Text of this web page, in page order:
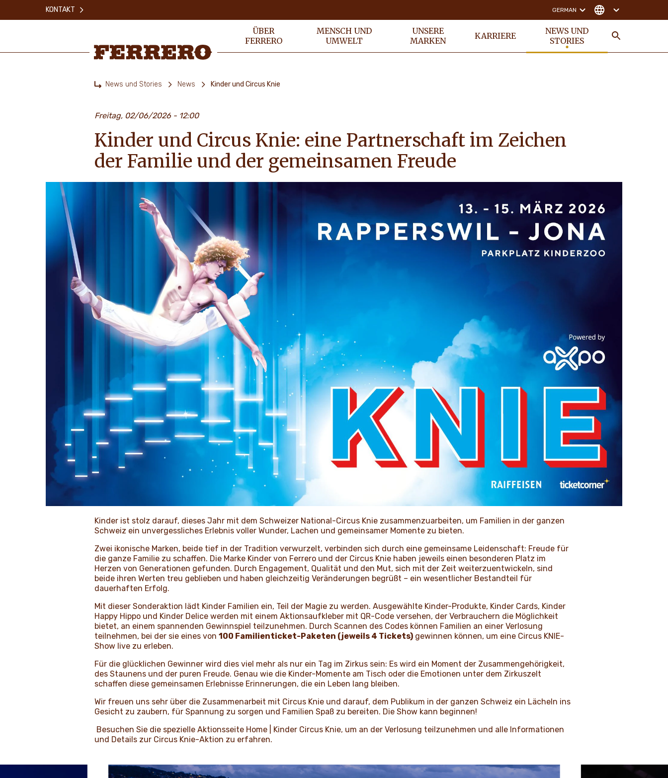
ÜBER
FERRERO
MENSCH UND
UMWELT
UNSERE
MARKEN
KARRIERE
NEWS UND
STORIES
KONTAKT GERMAN
News und Stories News Kinder und Circus Knie
Freitag, 02/06/2026 - 12:00
Kinder und Circus Knie: eine Partnerschaft im Zeichen
der Familie und der gemeinsamen Freude
Kinder ist stolz darauf, dieses Jahr mit dem Schweizer National-Circus Knie zusammenzuarbeiten, um Familien in der ganzen
Schweiz ein unvergessliches Erlebnis voller Wunder, Lachen und gemeinsamer Momente zu bieten.
Zwei ikonische Marken, beide tief in der Tradition verwurzelt, verbinden sich durch eine gemeinsame Leidenschaft: Freude für
die ganze Familie zu schaffen. Die Marke Kinder von Ferrero und der Circus Knie haben jeweils einen besonderen Platz im
Herzen von Generationen gefunden. Durch Engagement, Qualität und den Mut, sich mit der Zeit weiterzuentwickeln, sind
beide ihren Werten treu geblieben und haben gleichzeitig Veränderungen begrüßt – ein wesentlicher Bestandteil für
dauerhaften Erfolg.
Mit dieser Sonderaktion lädt Kinder Familien ein, Teil der Magie zu werden. Ausgewählte Kinder-Produkte, Kinder Cards, Kinder
Happy Hippo und Kinder Delice werden mit einem Aktionsaufkleber mit QR-Code versehen, der Verbrauchern die Möglichkeit
bietet, an einem spannenden Gewinnspiel teilzunehmen. Durch Scannen des Codes können Familien an einer Verlosung
teilnehmen, bei der sie eines von100 Familienticket-Paketen (jeweils 4 Tickets) gewinnen können, um eine Circus KNIE-
Show live zu erleben.
Für die glücklichen Gewinner wird dies viel mehr als nur ein Tag im Zirkus sein: Es wird ein Moment der Zusammengehörigkeit,
des Staunens und der puren Freude. Genau wie die Kinder-Momente am Tisch oder die Emotionen unter dem Zirkuszelt
schaffen diese gemeinsamen Erlebnisse Erinnerungen, die ein Leben lang bleiben.
Wir freuen uns sehr über die Zusammenarbeit mit Circus Knie und darauf, dem Publikum in der ganzen Schweiz ein Lächeln ins
Gesicht zu zaubern, für Spannung zu sorgen und Familien Spaß zu bereiten. Die Show kann beginnen!
Besuchen Sie die spezielle Aktionsseite Home | Kinder Circus Knie, um an der Verlosung teilzunehmen und alle Informationen
und Details zur Circus Knie-Aktion zu erfahren.